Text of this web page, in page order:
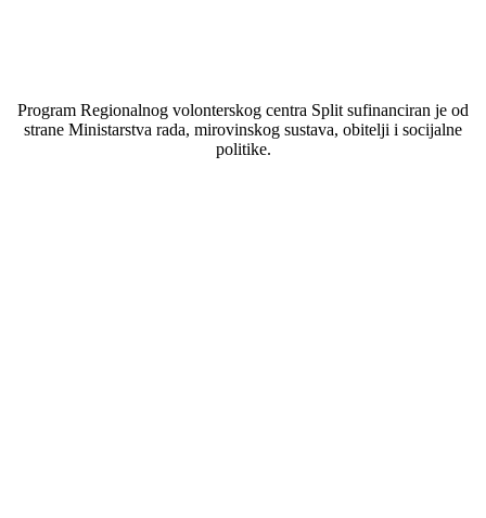
Program Regionalnog volonterskog centra Split sufinanciran je od
strane Ministarstva rada, mirovinskog sustava, obitelji i socijalne
politike.